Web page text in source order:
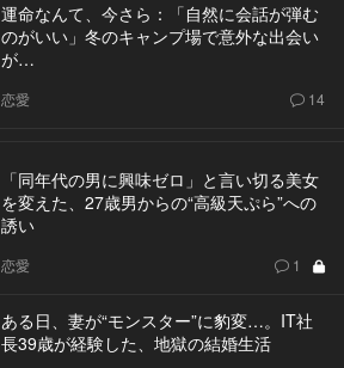
運命なんて、今さら：「自然に会話が弾む
のがいい」冬のキャンプ場で意外な出会い
が…
恋愛 14
「同年代の男に興味ゼロ」と言い切る美女
を変えた、27歳男からの“高級天ぷら”への
誘い
恋愛 1
ある日、妻が“モンスター”に豹変…。IT社
長39歳が経験した、地獄の結婚生活